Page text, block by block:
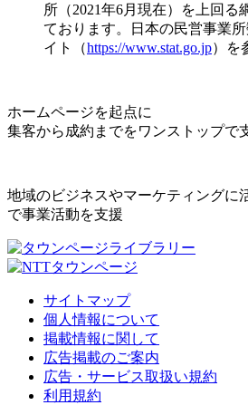
所（2021年6月現在）を上回る
ております。日本の民営事業
イト（https://www.stat.go.jp）を
ホームページを起点に
集客から成約までをワンストップで
地域のビジネスやマーケティングに
で事業活動を支援
サイトマップ
個人情報について
掲載情報に関して
広告掲載のご案内
広告・サービス取扱い規約
利用規約